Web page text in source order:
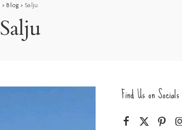
> Blog > Salju
Salju
Find Us on Socials